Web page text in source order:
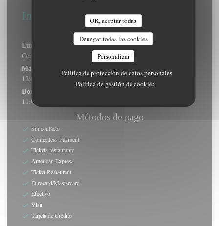
OK, aceptar todas
Denegar todas las cookies
Personalizar
Política de protección de datos personales
Política de gestión de cookies
Información general
Horario de apertura
Lunes
Cerrado
Mar
12:00 - 14:30 • 18:30 - 22:30
Domingo
11:00 - 14:30
Métodos de pago
Sin contacto
Contactless Payment
Tickets restaurante
American Express
Ticket Restaurant
Eurocard/Mastercard
Efectivo
Visa
Tarjeta de Crédito